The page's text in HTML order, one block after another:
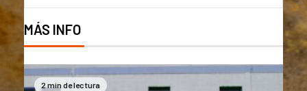
MÁS INFO
2 min de lectura